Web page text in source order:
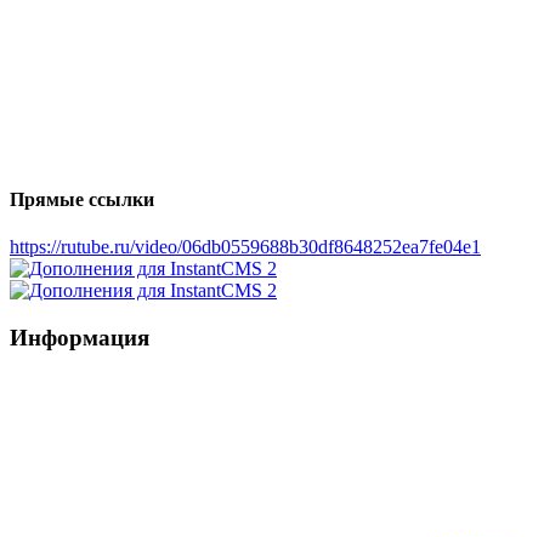
Прямые ссылки
https://rutube.ru/video/06db0559688b30df8648252ea7fe04e1
Информация